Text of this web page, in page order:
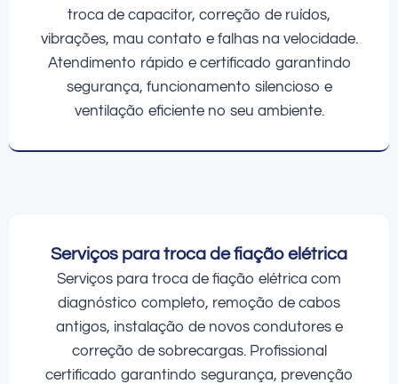
troca de capacitor, correção de ruídos,
vibrações, mau contato e falhas na velocidade.
Atendimento rápido e certificado garantindo
segurança, funcionamento silencioso e
ventilação eficiente no seu ambiente.
Serviços para troca de fiação elétrica
Serviços para troca de fiação elétrica com
diagnóstico completo, remoção de cabos
antigos, instalação de novos condutores e
correção de sobrecargas. Profissional
certificado garantindo segurança, prevenção